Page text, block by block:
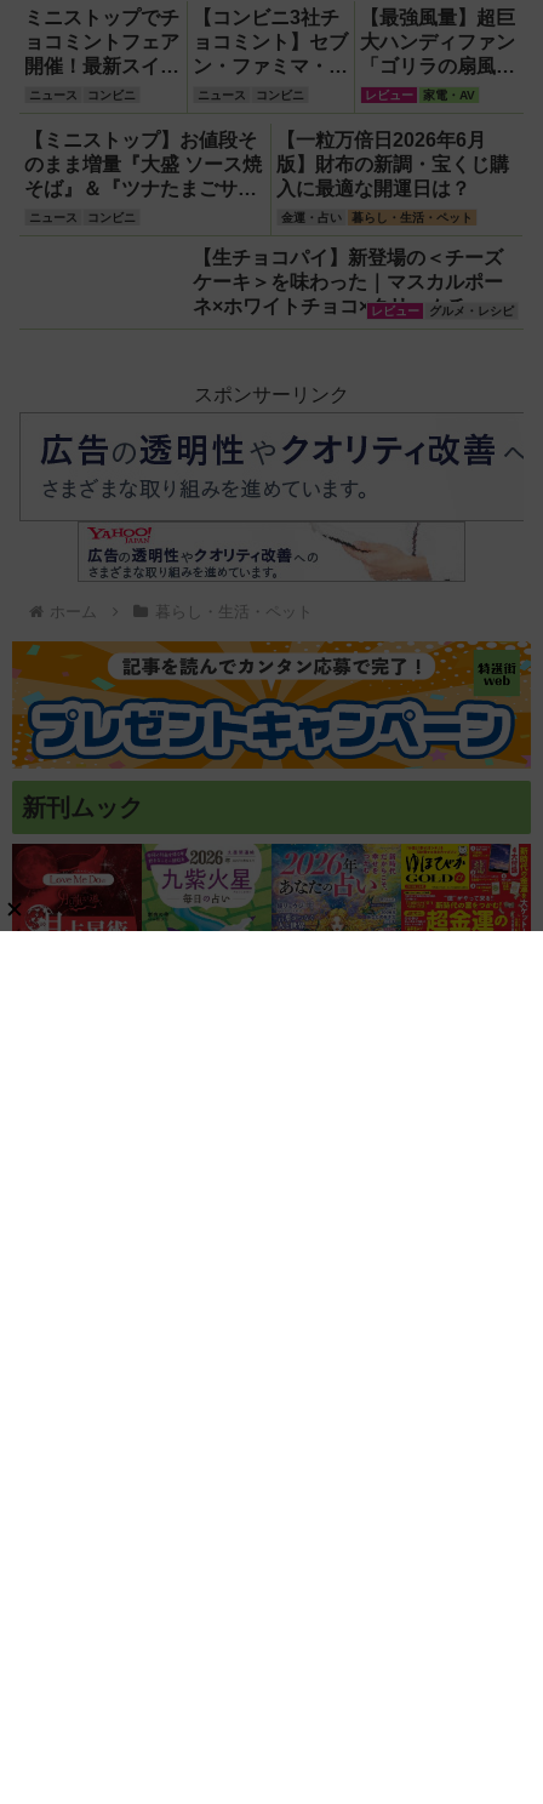
ミニストップでチ
ョコミントフェア
開催！最新スイー
ツ『しあわせクレ
ープ チョコミン
ト』など5品
ニュース コンビニ
【コンビニ3社チ
ョコミント】セブ
ン・ファミマ・ロ
ーソンの最新アイ
ス＆スイーツ
【2026年5月】
ニュース コンビニ
【最強風量】超巨
大ハンディファン
「ゴリラの扇風
機」レビュー！直
径16.5cmの巨大
ファンで想像以上
の涼しさを体感
レビュー 家電・AV
【ミニストップ】お値段そ
のまま増量『大盛 ソース焼
そば』＆『ツナたまごサン
ド』やスイーツ・お弁当な
ど注目のベストイレブン！
ニュース コンビニ
【一粒万倍日2026年6月
版】財布の新調・宝くじ購
入に最適な開運日は？
金運・占い 暮らし・生活・ペット
【生チョコパイ】新登場の＜チーズ
ケーキ＞を味わった｜マスカルポー
ネ×ホワイトチョコ×クリームチーズ
の濃厚スイーツ！
レビュー グルメ・レシピ
スポンサーリンク
ホーム 暮らし・生活・ペット
新刊ムック